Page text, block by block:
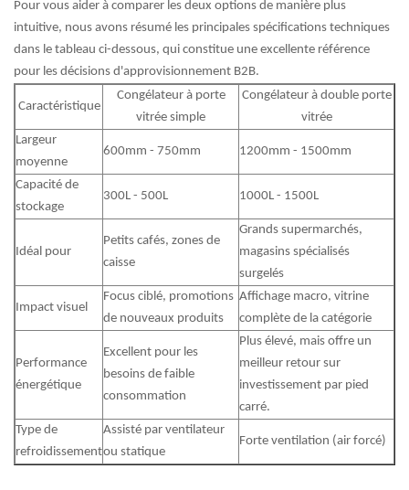
Pour vous aider à comparer les deux options de manière plus
intuitive, nous avons résumé les principales spécifications techniques
dans le tableau ci-dessous, qui constitue une excellente référence
pour les décisions d'approvisionnement B2B.
Caractéristique
Congélateur à porte
vitrée simple
Congélateur à double porte
vitrée
Largeur
moyenne
600mm - 750mm 1200mm - 1500mm
Capacité de
stockage
300L - 500L 1000L - 1500L
Idéal pour
Petits cafés, zones de
caisse
Grands supermarchés,
magasins spécialisés
surgelés
Impact visuel
Focus ciblé, promotions
de nouveaux produits
Affichage macro, vitrine
complète de la catégorie
Performance
énergétique
Excellent pour les
besoins de faible
consommation
Plus élevé, mais offre un
meilleur retour sur
investissement par pied
carré.
Type de
refroidissement
Assisté par ventilateur
ou statique
Forte ventilation (air forcé)